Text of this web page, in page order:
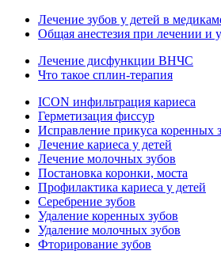
Лечение зубов у детей в
Общая анестезия при лечении и
Лечение дисфункции ВНЧС
Что такое сплин-терапия
ICON инфильтрация кариеса
Герметизация фиссур
Исправление прикуса коренных
Лечение кариеса у детей
Лечение молочных зубов
Постановка коронки, моста
Профилактика кариеса у детей
Серебрение зубов
Удаление коренных зубов
Удаление молочных зубов
Фторирование зубов